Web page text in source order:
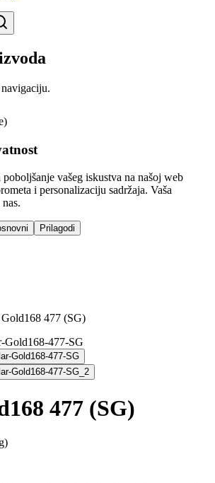
)
vašeg iskustva na našoj web
i personalizaciju sadržaja. Vaša
Prilagodi
477 (SG)
477 (SG)